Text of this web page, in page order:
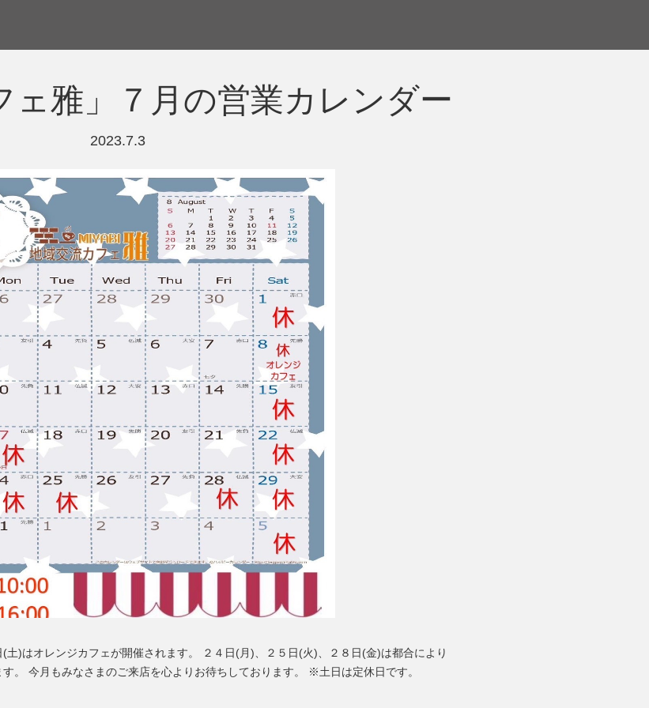
ェ雅」７月の営業カレンダー
2023.7.3
)はオレンジカフェが開催されます。 ２４日(月)、２５日(火)、２８日(金)は都合により
。 今月もみなさまのご来店を心よりお待ちしております。 ※土日は定休日です。